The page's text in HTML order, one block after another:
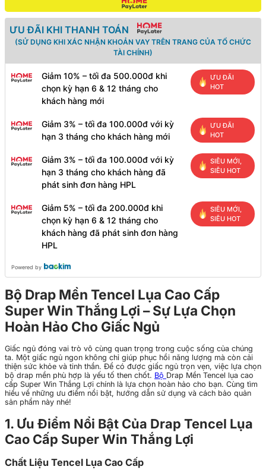
ƯU ĐÃI KHI THANH TOÁN
(SỬ DỤNG KHI XÁC NHẬN KHOẢN VAY TRÊN TRANG CỦA TỔ CHỨC
TÀI CHÍNH)
Giảm 10% – tối đa 500.000đ khi
chọn kỳ hạn 6 & 12 tháng cho
khách hàng mới
ƯU ĐÃI
HOT
Giảm 3% – tối đa 100.000đ với kỳ
hạn 3 tháng cho khách hàng mới
ƯU ĐÃI
HOT
Giảm 3% – tối đa 100.000đ với kỳ
hạn 3 tháng cho khách hàng đã
phát sinh đơn hàng HPL
SIÊU MỚI,
SIÊU HOT
Giảm 5% – tối đa 200.000đ khi
chọn kỳ hạn 6 & 12 tháng cho
khách hàng đã phát sinh đơn hàng
HPL
SIÊU MỚI,
SIÊU HOT
Powered by
Bộ Drap Mền Tencel Lụa Cao Cấp
Super Win Thắng Lợi – Sự Lựa Chọn
Hoàn Hảo Cho Giấc Ngủ
Giấc ngủ đóng vai trò vô cùng quan trọng trong cuộc sống của chúng
ta. Một giấc ngủ ngon không chỉ giúp phục hồi năng lượng mà còn cải
thiện sức khỏe và tinh thần. Để có được giấc ngủ trọn vẹn, việc lựa chọn
bộ drap mền phù hợp là yếu tố then chốt. Bộ Drap Mền Tencel lụa cao
cấp Super Win Thắng Lợi chính là lựa chọn hoàn hảo cho bạn. Cùng tìm
hiểu về những ưu điểm nổi bật, hướng dẫn sử dụng và cách bảo quản
sản phẩm này nhé!
1. Ưu Điểm Nổi Bật Của Drap Tencel Lụa
Cao Cấp Super Win Thắng Lợi
Chất Liệu Tencel Lụa Cao Cấp